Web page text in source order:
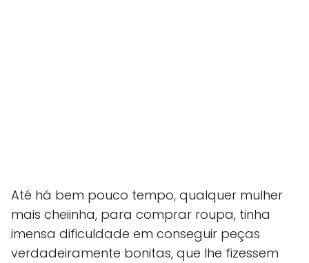
Até há bem pouco tempo, qualquer mulher
mais cheiinha, para comprar roupa, tinha
imensa dificuldade em conseguir peças
verdadeiramente bonitas, que lhe fizessem